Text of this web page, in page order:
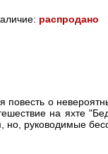
распродано
повесть о
на яхте
но, руководимые